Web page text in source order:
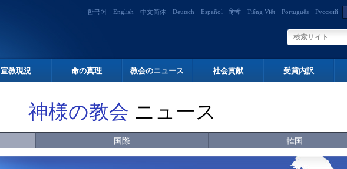
한국어 English 中文简体 Deutsch Español हिन्दी Tiếng Việt Português Русский
宣教現況 命の真理 教会のニュース 社会貢献 受賞内訳
神様の教会 ニュース
国際 韓国